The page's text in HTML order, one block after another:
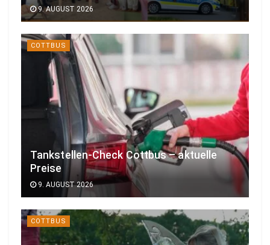
9. AUGUST 2026
COTTBUS
Tankstellen-Check Cottbus – aktuelle
Preise
9. AUGUST 2026
COTTBUS